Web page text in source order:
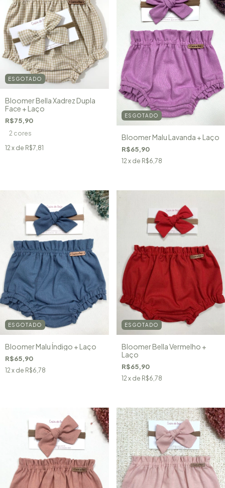
ESGOTADO
Bloomer Bella Xadrez Dupla
Face + Laço
R$75,90
2 cores
12x de R$7,81
ESGOTADO
Bloomer Malu Lavanda + Laço
R$65,90
12 x de R$6,78
ESGOTADO
Bloomer Malu Índigo + Laço
R$65,90
12x de R$6,78
ESGOTADO
Bloomer Bella Vermelho +
Laço
R$65,90
12x de R$6,78